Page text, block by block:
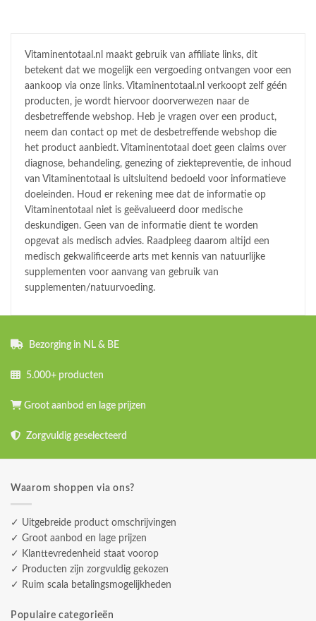
Vitaminentotaal.nl maakt gebruik van affiliate links, dit
betekent dat we mogelijk een vergoeding ontvangen voor een
aankoop via onze links. Vitaminentotaal.nl verkoopt zelf géén
producten, je wordt hiervoor doorverwezen naar de
desbetreffende webshop. Heb je vragen over een product,
neem dan contact op met de desbetreffende webshop die
het product aanbiedt. Vitaminentotaal doet geen claims over
diagnose, behandeling, genezing of ziektepreventie, de inhoud
van Vitaminentotaal is uitsluitend bedoeld voor informatieve
doeleinden. Houd er rekening mee dat de informatie op
Vitaminentotaal niet is geëvalueerd door medische
deskundigen. Geen van de informatie dient te worden
opgevat als medisch advies. Raadpleeg daarom altijd een
medisch gekwalificeerde arts met kennis van natuurlijke
supplementen voor aanvang van gebruik van
supplementen/natuurvoeding.
Bezorging in NL & BE
5.000+ producten
Groot aanbod en lage prijzen
Zorgvuldig geselecteerd
Waarom shoppen via ons?
✓ Uitgebreide product omschrijvingen
✓ Groot aanbod en lage prijzen
✓ Klanttevredenheid staat voorop
✓ Producten zijn zorgvuldig gekozen
✓ Ruim scala betalingsmogelijkheden
Populaire categorieën